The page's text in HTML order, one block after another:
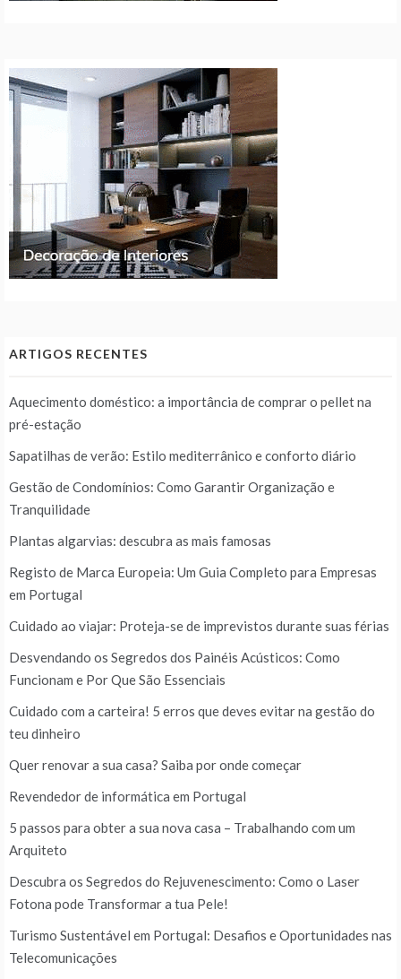
ARTIGOS RECENTES
Aquecimento doméstico: a importância de comprar o pellet na
pré-estação
Sapatilhas de verão: Estilo mediterrânico e conforto diário
Gestão de Condomínios: Como Garantir Organização e
Tranquilidade
Plantas algarvias: descubra as mais famosas
Registo de Marca Europeia: Um Guia Completo para Empresas
em Portugal
Cuidado ao viajar: Proteja-se de imprevistos durante suas férias
Desvendando os Segredos dos Painéis Acústicos: Como
Funcionam e Por Que São Essenciais
Cuidado com a carteira! 5 erros que deves evitar na gestão do
teu dinheiro
Quer renovar a sua casa? Saiba por onde começar
Revendedor de informática em Portugal
5 passos para obter a sua nova casa – Trabalhando com um
Arquiteto
Descubra os Segredos do Rejuvenescimento: Como o Laser
Fotona pode Transformar a tua Pele!
Turismo Sustentável em Portugal: Desafios e Oportunidades nas
Telecomunicações